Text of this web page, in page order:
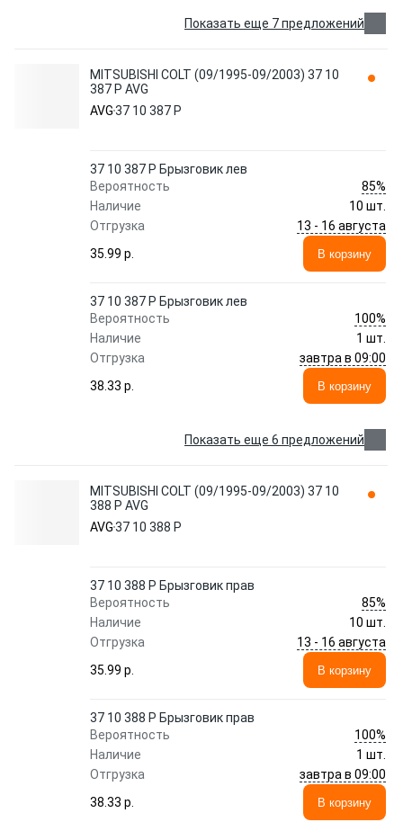
Показать еще 7 предложений
MITSUBISHI COLT (09/1995-09/2003) 37 10
387 P AVG
AVG37 10 387 P
37 10 387 P Брызговик лев
Вероятность
85%
Наличие
10 шт.
Отгрузка
13 - 16 августа
35.99 p.
В корзину
37 10 387 P Брызговик лев
Вероятность
100%
Наличие
1 шт.
Отгрузка
завтра в 09:00
38.33 p.
В корзину
Показать еще 6 предложений
MITSUBISHI COLT (09/1995-09/2003) 37 10
388 P AVG
AVG37 10 388 P
37 10 388 P Брызговик прав
Вероятность
85%
Наличие
10 шт.
Отгрузка
13 - 16 августа
35.99 p.
В корзину
37 10 388 P Брызговик прав
Вероятность
100%
Наличие
1 шт.
Отгрузка
завтра в 09:00
38.33 p.
В корзину